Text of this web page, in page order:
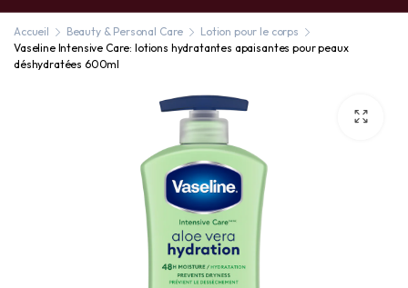
Accueil Beauty & Personal Care
Lotion pour le corps
Vaseline Intensive Care: lotions hydratantes apaisantes pour peaux
déshydratées 600ml